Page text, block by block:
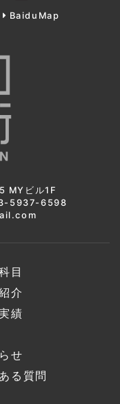
BaiduMap
MYビル1F
5937-6598
目
介
績
せ
る質問